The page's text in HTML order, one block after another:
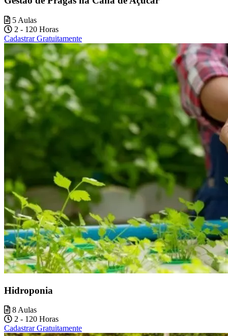
5 Aulas
2 - 120 Horas
Cadastrar Gratuitamente
Hidroponia
8 Aulas
2 - 120 Horas
Cadastrar Gratuitamente